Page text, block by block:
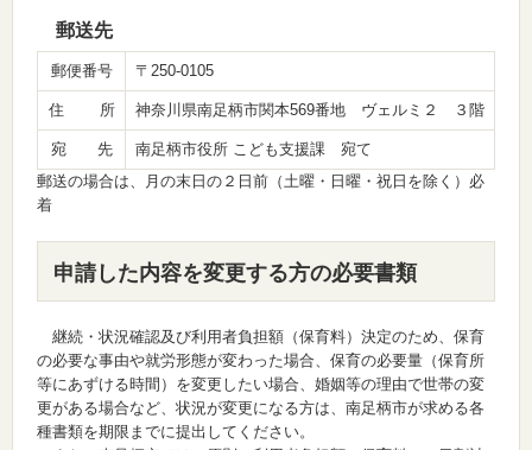
郵送先
郵便番号 〒250-0105
住 所 神奈川県南足柄市関本569番地 ヴェルミ２ ３階
宛 先
南足柄市役所 こども支援課 宛て
郵送の場合は、月の末日の２日前（土曜・日曜・祝日を除く）必
着
申請した内容を変更する方の必要書類
継続・状況確認及び利用者負担額（保育料）決定のため、保育
の必要な事由や就労形態が変わった場合、保育の必要量（保育所
等にあずける時間）を変更したい場合、婚姻等の理由で世帯の変
更がある場合など、状況が変更になる方は、南足柄市が求める各
種書類を期限までに提出してください。